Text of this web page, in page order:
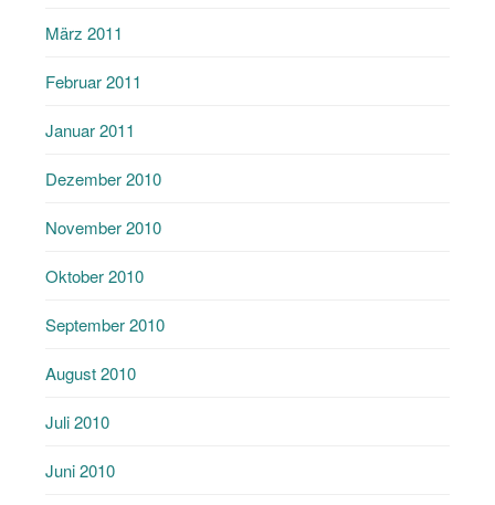
März 2011
Februar 2011
Januar 2011
Dezember 2010
November 2010
Oktober 2010
September 2010
August 2010
Juli 2010
Juni 2010